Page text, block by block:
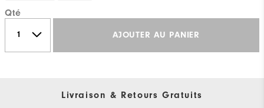
Qté
AJOUTER AU PANIER
Livraison & Retours Gratuits